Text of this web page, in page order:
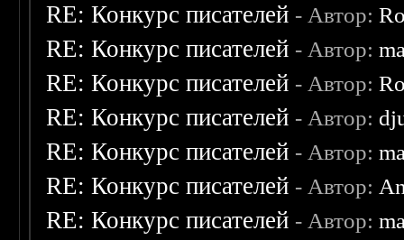
RE: Конкурс писателей - Автор:
RE: Конкурс писателей - Автор:
RE: Конкурс писателей - Автор:
RE: Конкурс писателей - Автор:
RE: Конкурс писателей - Автор:
RE: Конкурс писателей - Автор:
RE: Конкурс писателей - Автор: